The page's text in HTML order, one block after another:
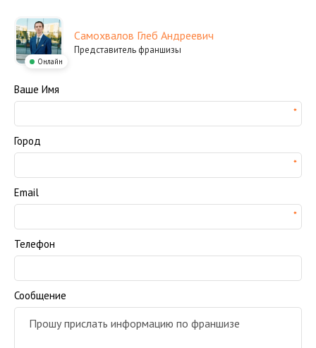
Онлайн
Самохвалов Глеб Андреевич
Представитель франшизы
Ваше Имя
Город
Email
Телефон
Сообщение